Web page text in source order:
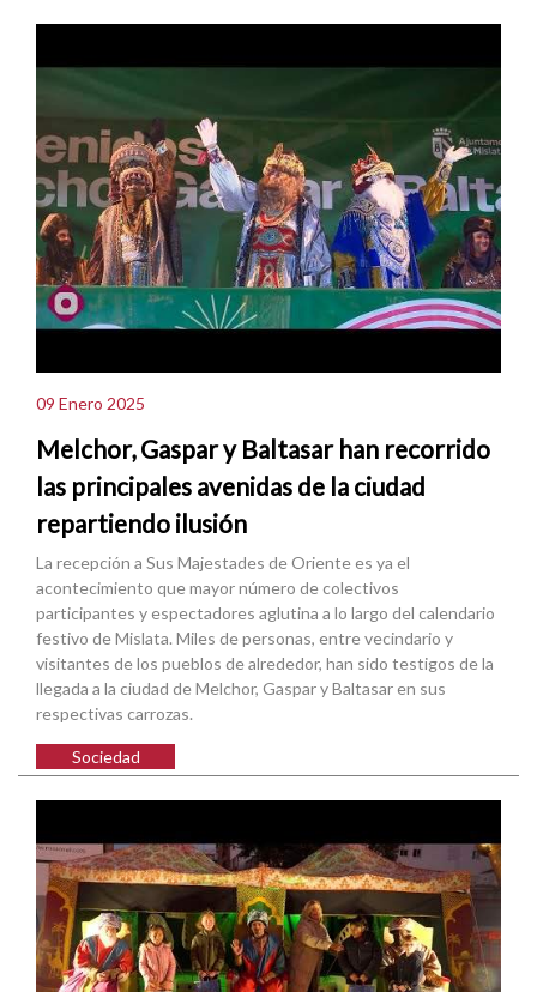
09 Enero 2025
Melchor, Gaspar y Baltasar han recorrido
las principales avenidas de la ciudad
repartiendo ilusión
La recepción a Sus Majestades de Oriente es ya el
acontecimiento que mayor número de colectivos
participantes y espectadores aglutina a lo largo del calendario
festivo de Mislata. Miles de personas, entre vecindario y
visitantes de los pueblos de alrededor, han sido testigos de la
llegada a la ciudad de Melchor, Gaspar y Baltasar en sus
respectivas carrozas.
Sociedad